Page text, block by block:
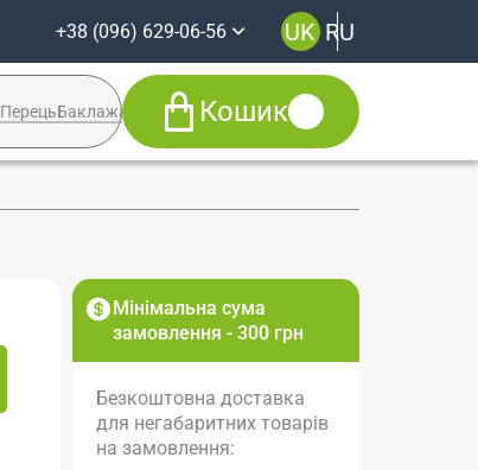
+38 (096) 629-06-56
Instagram
UK RU
ПерецьБаклажан КабачокSyngenta
Кошик
Мінімальна сума
замовлення - 300 грн
Безкоштовна доставка
для негабаритних товарів
на замовлення: